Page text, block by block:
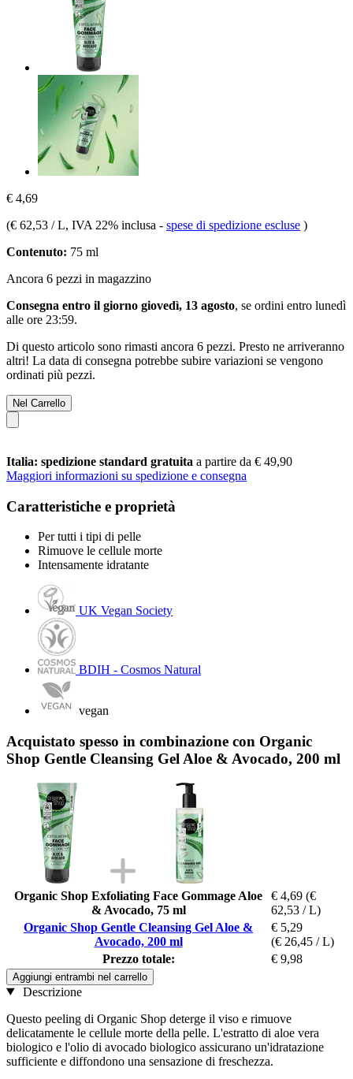
€ 4,69
(€ 62,53 / L, IVA 22% inclusa - spese di spedizione escluse )
Contenuto: 75 ml
Ancora 6 pezzi in magazzino
Consegna entro il giorno giovedì, 13 agosto, se ordini entro lunedì
alle ore 23:59.
Di questo articolo sono rimasti ancora 6 pezzi. Presto ne arriveranno
altri! La data di consegna potrebbe subire variazioni se vengono
ordinati più pezzi.
Nel Carrello
Italia: spedizione standard gratuita a partire da € 49,90
Maggiori informazioni su spedizione e consegna
Caratteristiche e proprietà
Per tutti i tipi di pelle
Rimuove le cellule morte
Intensamente idratante
UK Vegan Society
BDIH - Cosmos Natural
vegan
Acquistato spesso in combinazione con Organic
Shop Gentle Cleansing Gel Aloe & Avocado, 200 ml
Organic Shop Exfoliating Face Gommage Aloe
& Avocado, 75 ml
€ 4,69 (€
62,53 / L)
Organic Shop Gentle Cleansing Gel Aloe &
Avocado, 200 ml
€ 5,29
(€ 26,45 / L)
Prezzo totale:
€ 9,98
Aggiungi entrambi nel carrello
Descrizione
Questo peeling di Organic Shop deterge il viso e rimuove
delicatamente le cellule morte della pelle. L'estratto di aloe vera
biologico e l'olio di avocado biologico assicurano un'idratazione
sufficiente e diffondono una sensazione di freschezza.